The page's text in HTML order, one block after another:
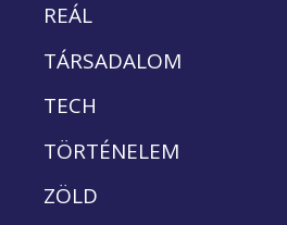
REÁL
TÁRSADALOM
TECH
TÖRTÉNELEM
ZÖLD